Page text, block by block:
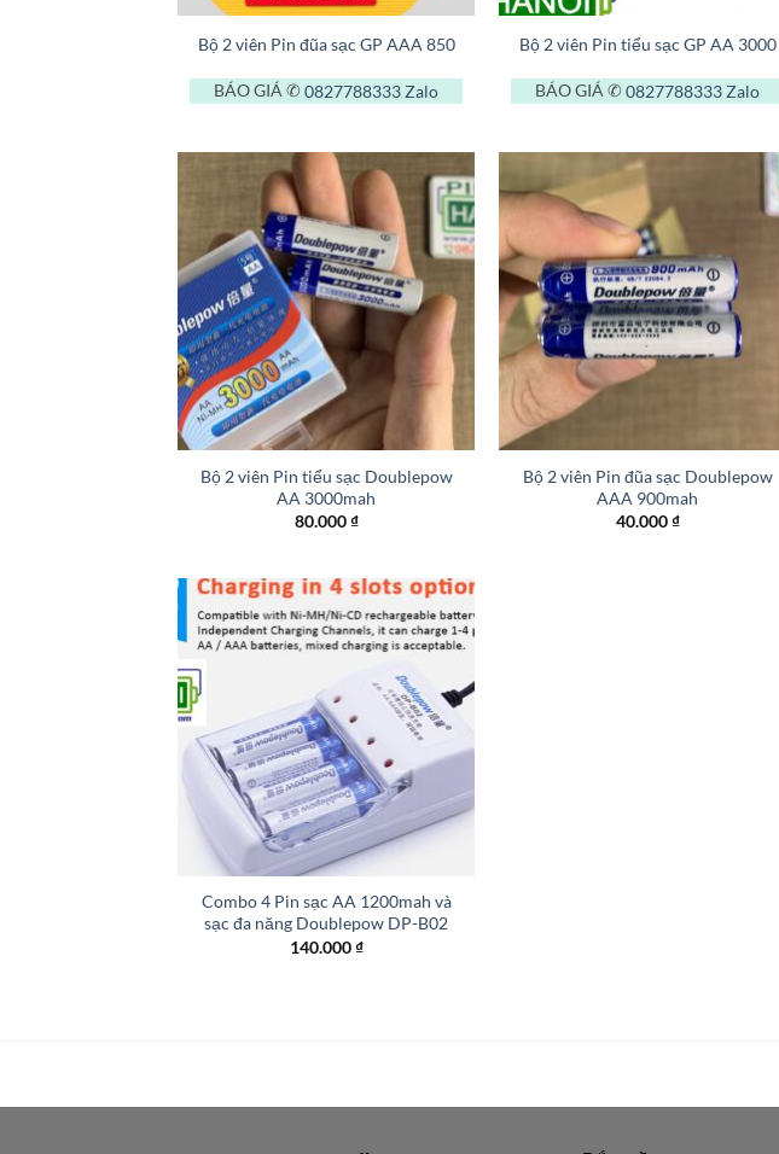
Bộ 2 viên Pin đũa sạc GP AAA 850
BÁO GIÁ ✆0827788333 Zalo
Bộ 2 viên Pin tiểu sạc GP AA 3000
BÁO GIÁ ✆0827788333 Zalo
+
Bộ 2 viên Pin tiểu sạc Doublepow
AA 3000mah
80.000₫
+
Bộ 2 viên Pin đũa sạc Doublepow
AAA 900mah
40.000₫
Combo 4 Pin sạc AA 1200mah và
sạc đa năng Doublepow DP-B02
140.000₫